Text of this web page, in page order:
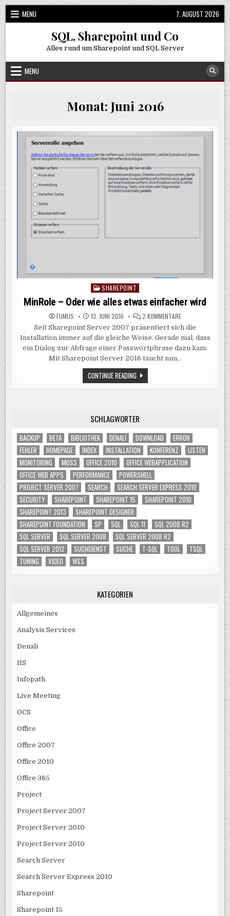
Skip
to
content
MENU 7. AUGUST 2026
SQL, Sharepoint und Co
Alles rund um Sharepoint und SQL Server
MENU
Monat: Juni 2016
Posted
in
SHAREPOINT
MinRole – Oder wie alles etwas einfacher wird
FUMUS 13. JUNI 2016 2 KOMMENTAREZU
MINROLE
–
ODER
WIE
ALLES
ETWAS
EINFACHER
Seit Sharepoint Server 2007 präsentiert sich die
Installation immer auf die gleiche Weise. Gerade mal, dass
ein Dialog zur Abfrage einer Passwortphrase dazu kam.
Mit Sharepoint Server 2016 taucht nun…
CONTINUE READINGMINROLE
–
ODER
ETWAS
EINFACHER
WIRD
SCHLAGWÖRTER
BACKUP BETA BIBLIOTHEK DENALI DOWNLOAD
ERROR
FEHLER
HOMEPAGE INDEX INSTALLATION KONFERENZ
LISTEN
MONITORING
MOSS OFFICE 2010
OFFICE WEBAPPLICATION
OFFICE WEB APPS
PERFORMANCE
POWERSHELL
PROJECT SERVER 2007
SEARCH
SEARCH SERVER EXPRESS 2010
SECURITY
SHAREPOINT SHAREPOINT 15
SHAREPOINT 2010
SHAREPOINT 2013
SHAREPOINT DESIGNER
SHAREPOINT FOUNDATION
SP SQL SQL 11
SQL 2008 R2
SQL SERVER
SQL SERVER 2008
SQL SERVER 2008 R2
SQL SERVER 2012
SUCHDIENST SUCHE T-SQL TOOL
TSQL
TUNING
VIDEO WSS
KATEGORIEN
Allgemeines
Analysis Services
Denali
IIS
Infopath
Live Meeting
OCS
Office
Office 2007
Office 2010
Office 365
Project
Project Server 2007
Project Server 2010
Project Server 2010
Search Server
Search Server Express 2010
Sharepoint
Sharepoint 15